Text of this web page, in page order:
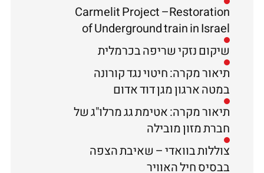
Carmelit Project –Restoration
of Underground train in Israel
שיקום נזקי שריפה בכרמלית
תיאור מקרה: חיטוי נגד קורונה
במטה ארגון מגן דוד אדום
תיאור מקרה: אטימת גג מרלו"ג של
חברת מזון מובילה
צוללות בוואדי – שאיבת הצפה
בבסיס חיל האוויר